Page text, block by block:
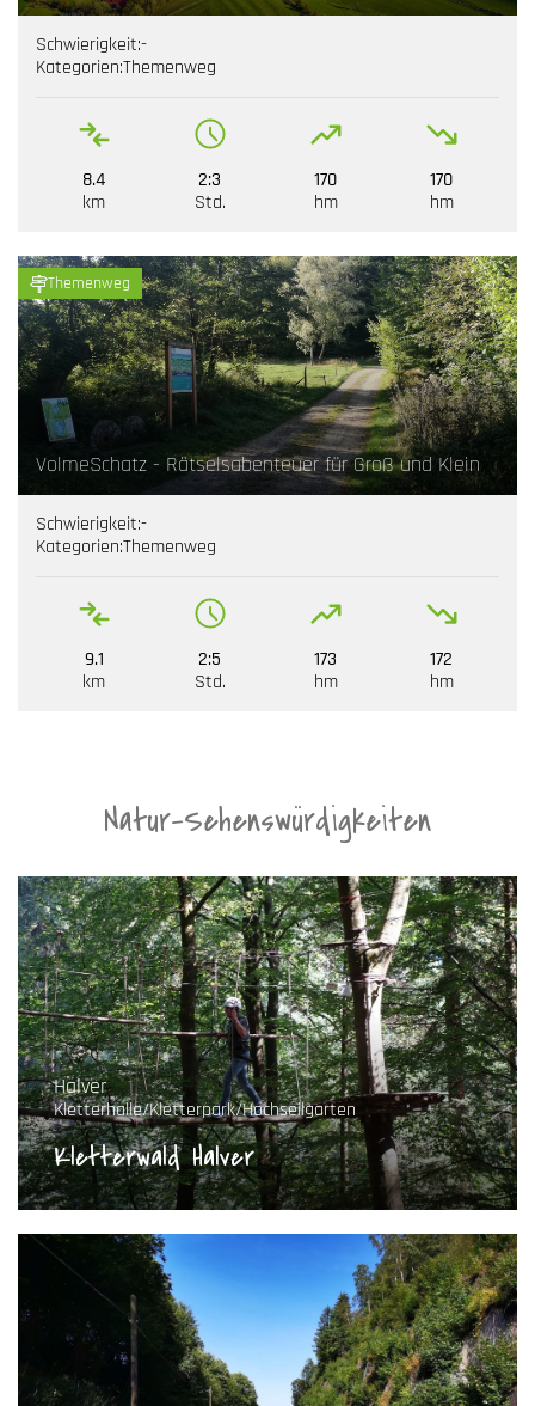
Schwierigkeit:-
Kategorien:Themenweg
8.4
km
2:3
Std.
170
hm
170
hm
Themenweg
VolmeSchatz - Rätselsabenteuer für Groß und Klein
Schwierigkeit:-
Kategorien:Themenweg
9.1
km
2:5
Std.
173
hm
172
hm
Natur-Sehenswürdigkeiten
Halver
Kletterhalle/Kletterpark/Hochseilgarten
Kletterwald Halver